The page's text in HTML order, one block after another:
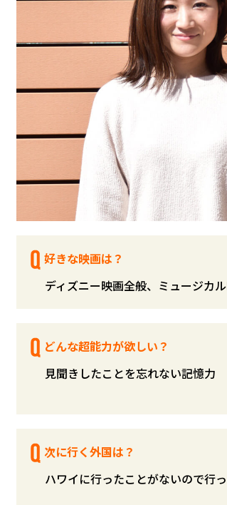
好きな映画は？
ディズニー映画全般、ミュージカ
どんな超能力が欲しい？
見聞きしたことを忘れない記憶力
次に行く外国は？
ハワイに行ったことがないので行っ